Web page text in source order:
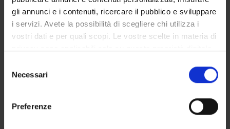
gli annunci e i contenuti, ricercare il pubblico e sviluppare
i servizi. Avete la possibilità di scegliere chi utilizza i
vostri dati e per quali scopi. Le vostre scelte in materia di
modificare o revocare il proprio consenso in qualsiasi
momento dalla Dichiarazione sui cookie o facendo clic
delNecessari
Preferenze
Anno di immatricolazione
programmato